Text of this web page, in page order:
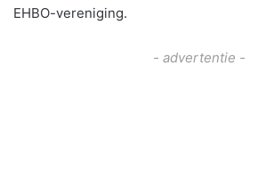
EHBO-vereniging.
- advertentie -